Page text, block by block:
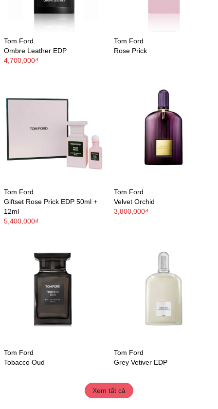
Tom Ford
Ombre Leather EDP
4,700,000₫
Tom Ford
Rose Prick
Tom Ford
Giftset Rose Prick EDP 50ml +
12ml
5,400,000₫
Tom Ford
Velvet Orchid
3,800,000₫
Tom Ford
Tobacco Oud
Tom Ford
Grey Vetiver EDP
Xem tất cả